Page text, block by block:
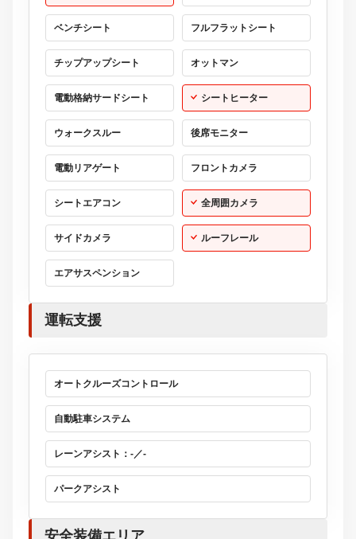
ベンチシート フルフラットシート
チップアップシート オットマン
電動格納サードシート シートヒーター
ウォークスルー 後席モニター
電動リアゲート フロントカメラ
シートエアコン 全周囲カメラ
サイドカメラ ルーフレール
エアサスペンション
運転支援
オートクルーズコントロール
自動駐車システム
レーンアシスト：-／-
パークアシスト
安全装備エリア